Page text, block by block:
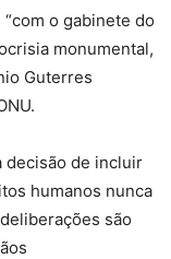
o gabinete do
monumental,
Guterres
decisão de incluir
humanos nunca
são